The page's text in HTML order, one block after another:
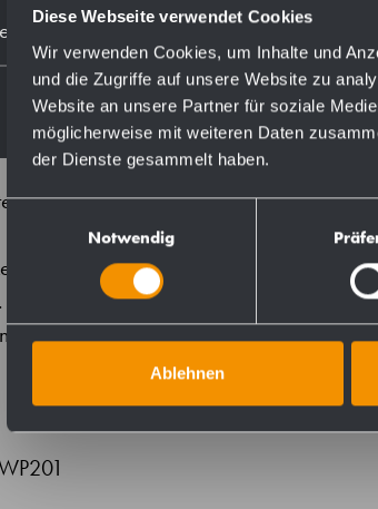
Diese Webseite verwendet Cookies
Wir verwenden Cookies, um Inhalte und
und die Zugriffe auf unsere Website zu
Website an unsere Partner für soziale
möglicherweise mit weiteren Daten
der Dienste gesammelt haben.
Einwilligungsauswahl
Notwendig
Ablehnen
for specifications:
in chrome-plated steel wire for counter-
Fastening eyes in second row for
material.
350 x 400 x 250 mm